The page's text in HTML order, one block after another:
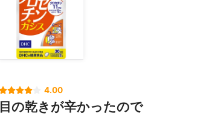
4.00
目の乾きが辛かったので